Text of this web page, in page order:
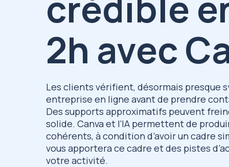
2h avec
Les clients vérifient, désormais presque
entreprise en ligne avant de prendre
Des supports approximatifs peuvent
solide. Canva et l’IA permettent de
cohérents, à condition d’avoir un cadre
vous apportera ce cadre et des pistes
votre activité.